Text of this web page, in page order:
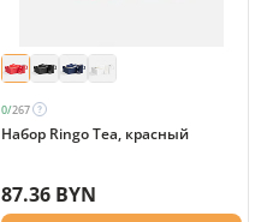
0/267
Набор Ringo Tea, красный
87.36 BYN